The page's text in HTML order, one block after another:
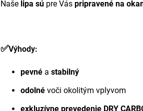
Naše lipa sú pre Vás pripravené na
✅Výhody:
pevné a stabilný
odolné voči okolitým vplyvom
exkluzívne prevedenie DRY